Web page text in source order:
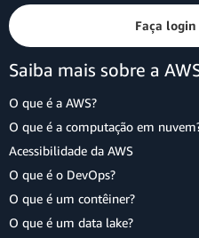
Faça
Saiba mais sobre a
O que é a AWS?
O que é a computação em
Acessibilidade da AWS
O que é o DevOps?
O que é um contêiner?
O que é um data lake?